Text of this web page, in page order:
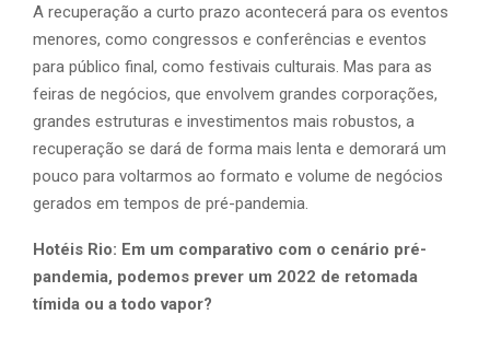
A recuperação a curto prazo acontecerá para os eventos
menores, como congressos e conferências e eventos
para público final, como festivais culturais. Mas para as
feiras de negócios, que envolvem grandes corporações,
grandes estruturas e investimentos mais robustos, a
recuperação se dará de forma mais lenta e demorará um
pouco para voltarmos ao formato e volume de negócios
gerados em tempos de pré-pandemia.
Hotéis Rio: Em um comparativo com o cenário pré-
pandemia, podemos prever um 2022 de retomada
tímida ou a todo vapor?